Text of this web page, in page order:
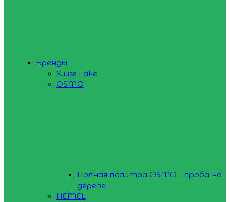
Бренды
Swiss Lake
OSMO
Полная палитра OSMO - проба на
дереве
HEMEL